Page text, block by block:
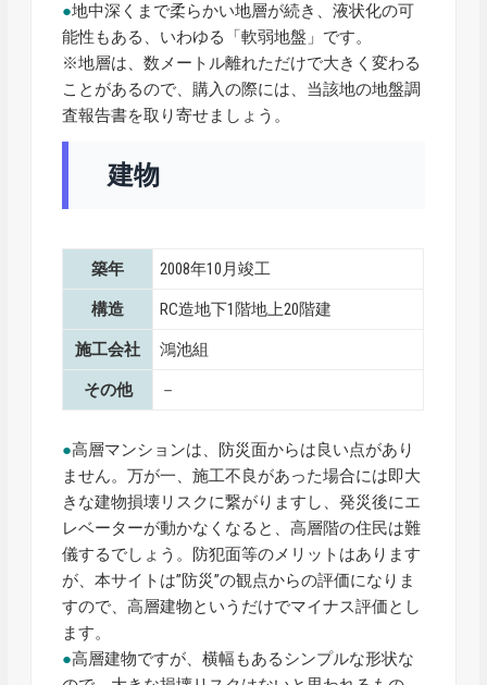
●地中深くまで柔らかい地層が続き、液状化の可
能性もある、いわゆる「軟弱地盤」です。
※地層は、数メートル離れただけで大きく変わる
ことがあるので、購入の際には、当該地の地盤調
査報告書を取り寄せましょう。
建物
築年 2008年10月竣工
構造 RC造地下1階地上20階建
施工会社 鴻池組
その他 －
●高層マンションは、防災面からは良い点があり
ません。万が一、施工不良があった場合には即大
きな建物損壊リスクに繋がりますし、発災後にエ
レベーターが動かなくなると、高層階の住民は難
儀するでしょう。防犯面等のメリットはあります
が、本サイトは”防災”の観点からの評価になりま
すので、高層建物というだけでマイナス評価とし
ます。
●高層建物ですが、横幅もあるシンプルな形状な